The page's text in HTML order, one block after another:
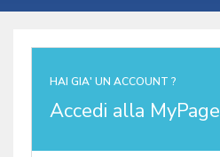
HAI GIA' UN ACCOUNT ?
Accedi alla MyPage